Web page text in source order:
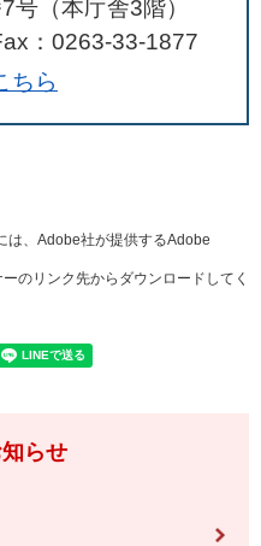
（本庁舎3階）
：0263-33-1877
ちら
は、Adobe社が提供するAdobe
のリンク先からダウンロードしてく
らせ